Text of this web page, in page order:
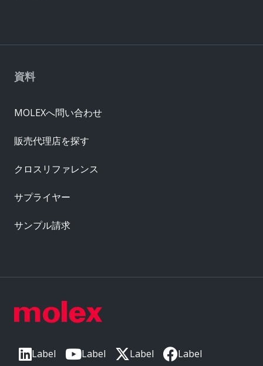
Label Label Label Label
資料
MOLEXへ問い合わせ
販売代理店を探す
クロスリファレンス
サプライヤー
サンプル請求